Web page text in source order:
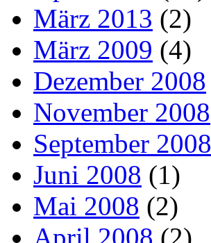
März 2013 (2)
März 2009 (4)
Dezember 2008
November 2008
September 2008
Juni 2008 (1)
Mai 2008 (2)
April 2008 (2)